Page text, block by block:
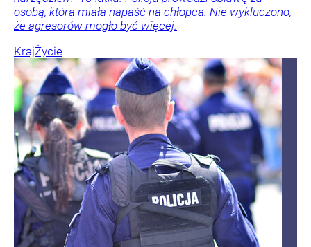
osobą, która miała napaść na chłopca. Nie wykluczono,
że agresorów mogło być więcej.
KrajŻycie